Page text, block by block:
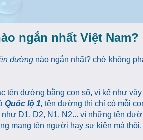
ngắn nhất Việt Nam?
đường nào ngắn nhất? chớ không
tên đường bằng con số, vì kể như
Quốc lộ 1, tên đường thì chỉ có mỗi
D1, D2, N1, N2... vì những tên
mang tên người hay sự kiện mà thôi.